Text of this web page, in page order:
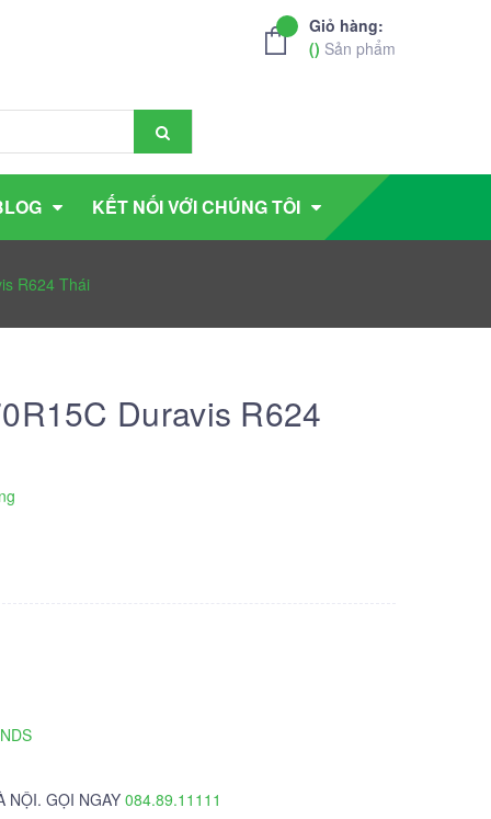
Giỏ hàng:
() Sản phẩm
KẾT NỐI VỚI CHÚNG TÔI
R624 Thái
Duravis R624
NỘI. GỌI NGAY 084.89.11111